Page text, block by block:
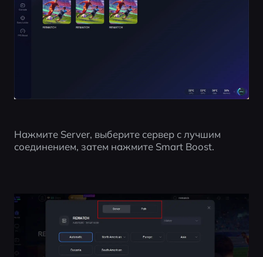
Нажмите Server, выберите сервер с лучшим
соединением, затем нажмите Smart Boost.